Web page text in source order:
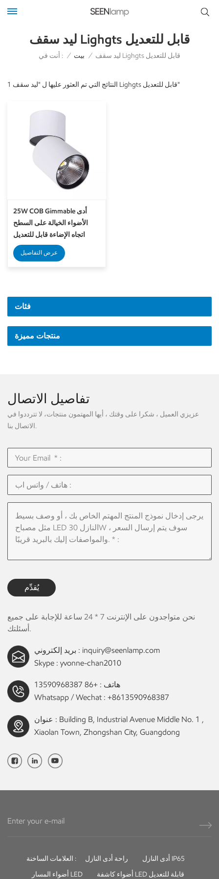
ليد سقف Lighgts قابل للتعديل
أنت في : / بيت / ليد سقف Lighgts قابل للتعديل
1 النتائج التي تم العثور عليها ل "ليد سقف Lighgts قابل للتعديل"
25W COB Gimmable أدى
الأضواء الخيالة على السطح
اتجاه الإضاءة قابل للتعديل
عرض التفاصيل
فئات
منتجات مميزة
تفاصيل الاتصال
عزيزي العميل ، شكرا على وقتك ، أيها المهتمون منتجات، لا تترددوا في
الاتصال بنا.
يُقدِّم
نحن متواجدون على الإنترنت 7 * 24 ساعة للإجابة على جميع
أسئلتك.
بريد إلكتروني : inquiry@seenlamp.com
Skype : yvonne-chan2010
هاتف :+86 13590968387
Whatsapp / Wechat : +8613590968387
عنوان : Building B, Industrial Avenue Middle No. 1 ,
Xiaolan Town, Zhongshan City, Guangdong
العلامات الساخنة : راحة أدى النازل
أدى النازل IP65
أضواء المسار LED
أضواء كاشفة LED قابلة للتعديل